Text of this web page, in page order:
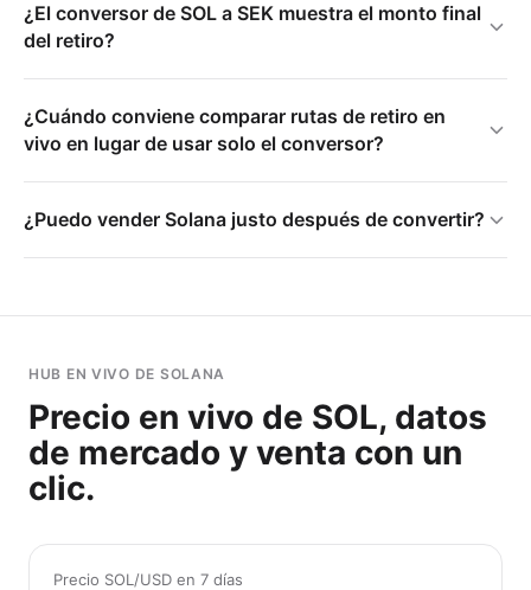
¿El conversor de SOL a SEK muestra el monto final
del retiro?
¿Cuándo conviene comparar rutas de retiro en
vivo en lugar de usar solo el conversor?
¿Puedo vender Solana justo después de convertir?
HUB EN VIVO DE SOLANA
Precio en vivo de SOL, datos
de mercado y venta con un
clic.
Precio SOL/USD en 7 días